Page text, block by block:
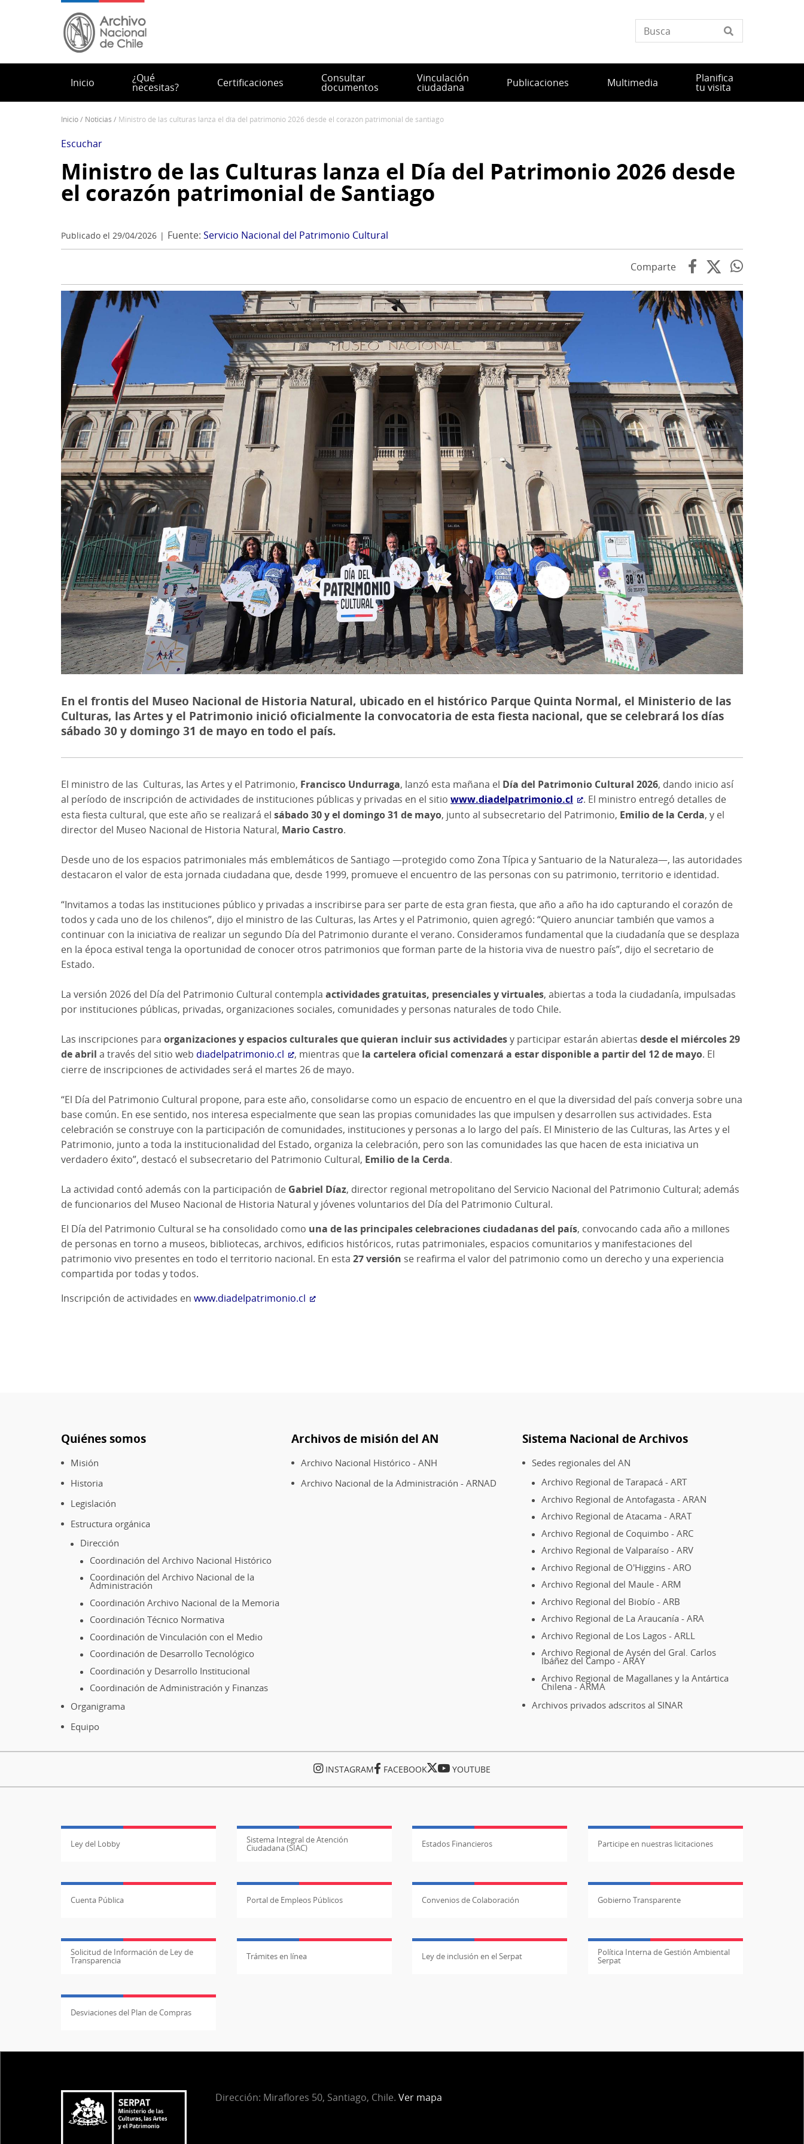
Inicio ¿Qué
necesitas? Certificaciones Consultar
documentos
Vinculación
ciudadana Publicaciones Multimedia Planifica
tu visita
enlaces
de
ayuda
a
la
inicio noticias ministro de las culturas lanza el día del patrimonio 2026 desde el corazón patrimonial de santiago
Escuchar
Ministro de las Culturas lanza el Día del Patrimonio 2026 desde
el corazón patrimonial de Santiago
Publicado el 29/04/2026 Fuente: Servicio Nacional del Patrimonio Cultural
Comparte
En el frontis del Museo Nacional de Historia Natural, ubicado en el histórico Parque Quinta Normal, el Ministerio de las
Culturas, las Artes y el Patrimonio inició oficialmente la convocatoria de esta fiesta nacional, que se celebrará los días
sábado 30 y domingo 31 de mayo en todo el país.
El ministro de las Culturas, las Artes y el Patrimonio, Francisco Undurraga, lanzó esta mañana el Día del Patrimonio Cultural 2026, dando inicio así
al período de inscripción de actividades de instituciones públicas y privadas en el sitio www.diadelpatrimonio.cl
. El ministro entregó detalles de
esta fiesta cultural, que este año se realizará el sábado 30 y el domingo 31 de mayo, junto al subsecretario del Patrimonio, Emilio de la Cerda, y el
director del Museo Nacional de Historia Natural, Mario Castro.
Desde uno de los espacios patrimoniales más emblemáticos de Santiago —protegido como Zona Típica y Santuario de la Naturaleza—, las autoridades
destacaron el valor de esta jornada ciudadana que, desde 1999, promueve el encuentro de las personas con su patrimonio, territorio e identidad.
“Invitamos a todas las instituciones público y privadas a inscribirse para ser parte de esta gran fiesta, que año a año ha ido capturando el corazón de
todos y cada uno de los chilenos”, dijo el ministro de las Culturas, las Artes y el Patrimonio, quien agregó: “Quiero anunciar también que vamos a
continuar con la iniciativa de realizar un segundo Día del Patrimonio durante el verano. Consideramos fundamental que la ciudadanía que se desplaza
en la época estival tenga la oportunidad de conocer otros patrimonios que forman parte de la historia viva de nuestro país”, dijo el secretario de
Estado.
La versión 2026 del Día del Patrimonio Cultural contempla actividades gratuitas, presenciales y virtuales, abiertas a toda la ciudadanía, impulsadas
por instituciones públicas, privadas, organizaciones sociales, comunidades y personas naturales de todo Chile.
Las inscripciones para organizaciones y espacios culturales que quieran incluir sus actividadesy participar estarán abiertas desde el miércoles 29
de abril a través del sitio web diadelpatrimonio.cl , mientras que la cartelera oficial comenzará a estar disponible a partir del 12 de mayo. El
cierre de inscripciones de actividades será el martes 26 de mayo.
“El Día del Patrimonio Cultural propone, para este año, consolidarse como un espacio de encuentro en el que la diversidad del país converja sobre una
base común. En ese sentido, nos interesa especialmente que sean las propias comunidades las que impulsen y desarrollen sus actividades. Esta
celebración se construye con la participación de comunidades, instituciones y personas a lo largo del país. El Ministerio de las Culturas, las Artes y el
Patrimonio, junto a toda la institucionalidad del Estado, organiza la celebración, pero son las comunidades las que hacen de esta iniciativa un
verdadero éxito”, destacó el subsecretario del Patrimonio Cultural, Emilio de la Cerda.
La actividad contó además con la participación de Gabriel Díaz, director regional metropolitano del Servicio Nacional del Patrimonio Cultural; además
de funcionarios del Museo Nacional de Historia Natural y jóvenes voluntarios del Día del Patrimonio Cultural.
El Día del Patrimonio Cultural se ha consolidado como una de las principales celebraciones ciudadanas del país, convocando cada año a millones
de personas en torno a museos, bibliotecas, archivos, edificios históricos, rutas patrimoniales, espacios comunitarios y manifestaciones del
patrimonio vivo presentes en todo el territorio nacional. En esta 27 versión se reafirma el valor del patrimonio como un derecho y una experiencia
compartida por todas y todos.
Inscripción de actividades en www.diadelpatrimonio.cl
Quiénes somos
Misión
Historia
Legislación
Estructura orgánica
Dirección
Coordinación del Archivo Nacional Histórico
Coordinación del Archivo Nacional de la
Administración
Coordinación Archivo Nacional de la Memoria
Coordinación Técnico Normativa
Coordinación de Vinculación con el Medio
Coordinación de Desarrollo Tecnológico
Coordinación y Desarrollo Institucional
Coordinación de Administración y Finanzas
Organigrama
Equipo
Archivos de misión del AN
Archivo Nacional Histórico - ANH
Archivo Nacional de la Administración - ARNAD
Sistema Nacional de Archivos
Sedes regionales del AN
Archivo Regional de Tarapacá - ART
Archivo Regional de Antofagasta - ARAN
Archivo Regional de Atacama - ARAT
Archivo Regional de Coquimbo - ARC
Archivo Regional de Valparaíso - ARV
Archivo Regional de O'Higgins - ARO
Archivo Regional del Maule - ARM
Archivo Regional del Biobío - ARB
Archivo Regional de La Araucanía - ARA
Archivo Regional de Los Lagos - ARLL
Archivo Regional de Aysén del Gral. Carlos
Ibáñez del Campo - ARAY
Archivo Regional de Magallanes y la Antártica
Chilena - ARMA
Archivos privados adscritos al SINAR
INSTAGRAM FACEBOOK YOUTUBE
Ley del Lobby Sistema Integral de Atención
Ciudadana (SIAC) Estados Financieros Participe en nuestras licitaciones
Cuenta Pública Portal de Empleos Públicos Convenios de Colaboración Gobierno Transparente
Solicitud de Información de Ley de
Transparencia Trámites en línea Ley de inclusión en el Serpat Política Interna de Gestión Ambiental
Serpat
Desviaciones del Plan de Compras
Dirección: Miraflores 50, Santiago, Chile. Ver mapa